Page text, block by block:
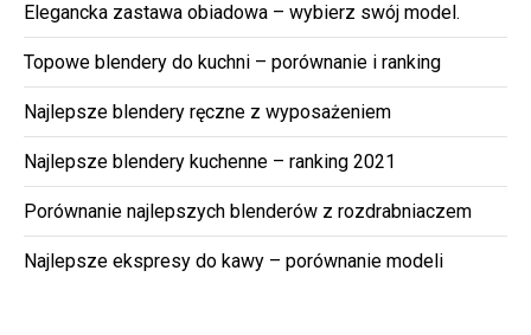
Elegancka zastawa obiadowa – wybierz swój model.
Topowe blendery do kuchni – porównanie i ranking
Najlepsze blendery ręczne z wyposażeniem
Najlepsze blendery kuchenne – ranking 2021
Porównanie najlepszych blenderów z rozdrabniaczem
Najlepsze ekspresy do kawy – porównanie modeli